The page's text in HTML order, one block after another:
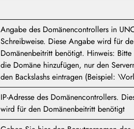
Angabe des Domänencontrollers in
Schreibweise. Diese Angabe wird für
Domänenbeitritt benötigt. Hinweis:
die Domäne hinzufügen, nur den
den Backslashs eintragen (Beispiel:
IP-Adresse des Domänencontrollers.
wird für den Domänenbeitritt benötigt